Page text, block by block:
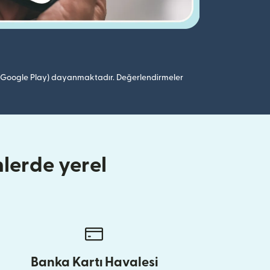
Play) dayanmaktadır. Değerlendirmeler
yerel
Banka Kartı Havalesi